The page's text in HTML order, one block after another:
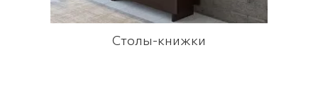
Столы-книжки